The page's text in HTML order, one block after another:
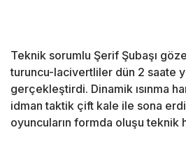
Teknik sorumlu Şerif Şubaşı
turuncu-lacivertliler dün 2 saate
gerçekleştirdi. Dinamik ısınma
idman taktik çift kale ile sona
oyuncuların formda oluşu teknik